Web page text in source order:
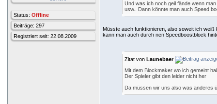
Status: Offline
Beiträge: 297
Registriert seit: 22.08.2009
Und was ich noch geil fände wenn
usw.. Dann könnte man auch Speed
Müsste auch funktionieren, also soweit ich
kann man auch durch nen Speedboostblock
Zitat von Launebaer
Mit dem Blockmaker wo ich gemeint
Der Spieler gibt den leider nicht her
Da müssen wir uns also was anderes